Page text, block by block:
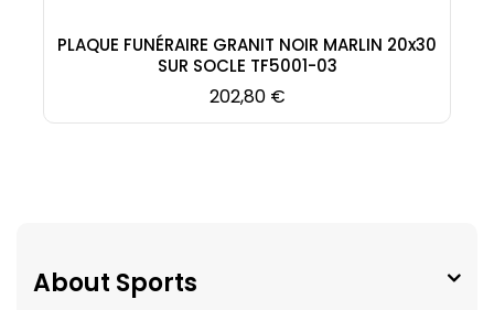
PLAQUE FUNÉRAIRE GRANIT NOIR MARLIN 20x30
SUR SOCLE TF5001-03
Prix
202,80 €
About Sports